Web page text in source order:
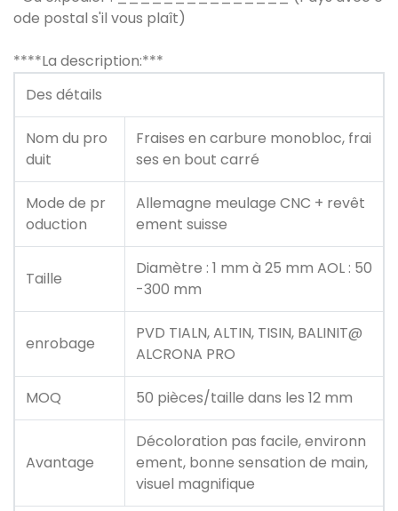
ode postal s'il vous plaît)
****La description:***
Des détails
Nom du pro
duit
Fraises en carbure monobloc, frai
ses en bout carré
Mode de pr
oduction
Allemagne meulage CNC + revêt
ement suisse
Taille
Diamètre : 1 mm à 25 mm AOL : 50
-300 mm
enrobage
PVD TIALN, ALTIN, TISIN, BALINIT@
ALCRONA PRO
MOQ 50 pièces/taille dans les 12 mm
Avantage
Décoloration pas facile, environn
ement, bonne sensation de main,
visuel magnifique